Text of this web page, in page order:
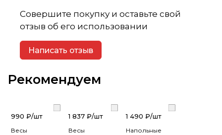
Совершите покупку и оставьте свой
отзыв об его использовании
Написать отзыв
Рекомендуем
990 ₽/шт
Весы
1 837 ₽/шт
Весы
1 490 ₽/шт
Напольные